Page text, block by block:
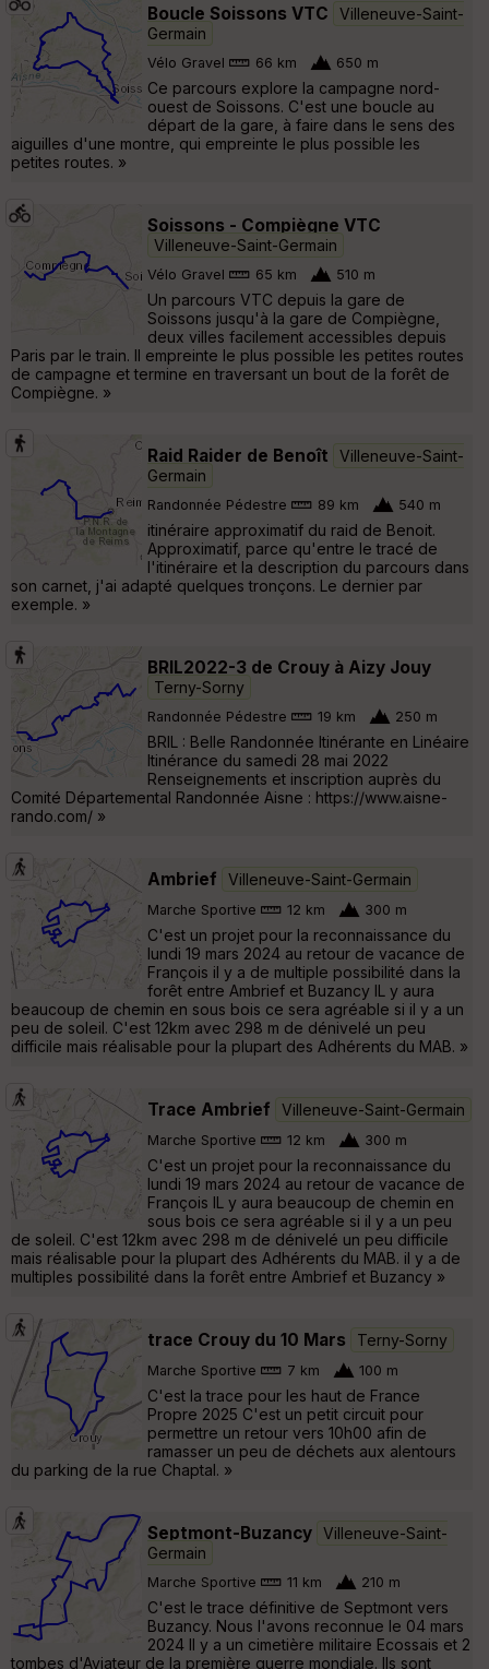
Boucle Soissons VTC
Villeneuve-Saint-
Germain
Vélo Gravel 66 km 650 m
Ce parcours explore la campagne nord-
ouest de Soissons. C'est une boucle au
départ de la gare, à faire dans le sens des
aiguilles d'une montre, qui empreinte le plus possible les
petites routes. »
Soissons - Compiègne VTC
Villeneuve-Saint-Germain
Vélo Gravel 65 km 510 m
Un parcours VTC depuis la gare de
Soissons jusqu'à la gare de Compiègne,
deux villes facilement accessibles depuis
Paris par le train. Il empreinte le plus possible les petites routes
de campagne et termine en traversant un bout de la forêt de
Compiègne. »
Raid Raider de Benoît
Villeneuve-Saint-
Germain
Randonnée Pédestre 89 km 540 m
itinéraire approximatif du raid de Benoit.
Approximatif, parce qu'entre le tracé de
l'itinéraire et la description du parcours dans
son carnet, j'ai adapté quelques tronçons. Le dernier par
exemple. »
BRIL2022-3 de Crouy à Aizy Jouy
Terny-Sorny
Randonnée Pédestre 19 km 250 m
BRIL : Belle Randonnée Itinérante en Linéaire
Itinérance du samedi 28 mai 2022
Renseignements et inscription auprès du
Comité Départemental Randonnée Aisne : https://www.aisne-
rando.com/ »
Ambrief Villeneuve-Saint-Germain
Marche Sportive 12 km 300 m
C'est un projet pour la reconnaissance du
lundi 19 mars 2024 au retour de vacance de
François il y a de multiple possibilité dans la
forêt entre Ambrief et Buzancy IL y aura
beaucoup de chemin en sous bois ce sera agréable si il y a un
peu de soleil. C'est 12km avec 298 m de dénivelé un peu
difficile mais réalisable pour la plupart des Adhérents du MAB. »
Trace Ambrief Villeneuve-Saint-Germain
Marche Sportive 12 km 300 m
C'est un projet pour la reconnaissance du
lundi 19 mars 2024 au retour de vacance de
François IL y aura beaucoup de chemin en
sous bois ce sera agréable si il y a un peu
de soleil. C'est 12km avec 298 m de dénivelé un peu difficile
mais réalisable pour la plupart des Adhérents du MAB. il y a de
multiples possibilité dans la forêt entre Ambrief et Buzancy »
trace Crouy du 10 Mars Terny-Sorny
Marche Sportive 7 km 100 m
C'est la trace pour les haut de France
Propre 2025 C'est un petit circuit pour
permettre un retour vers 10h00 afin de
ramasser un peu de déchets aux alentours
du parking de la rue Chaptal. »
Septmont-Buzancy Villeneuve-Saint-
Germain
Marche Sportive 11 km 210 m
C'est le trace définitive de Septmont vers
Buzancy. Nous l'avons reconnue le 04 mars
2024 Il y a un cimetière militaire Ecossais et 2
tombes d'Aviateur de la première guerre mondiale. Ils sont